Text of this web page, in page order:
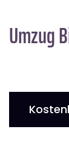
Umzug